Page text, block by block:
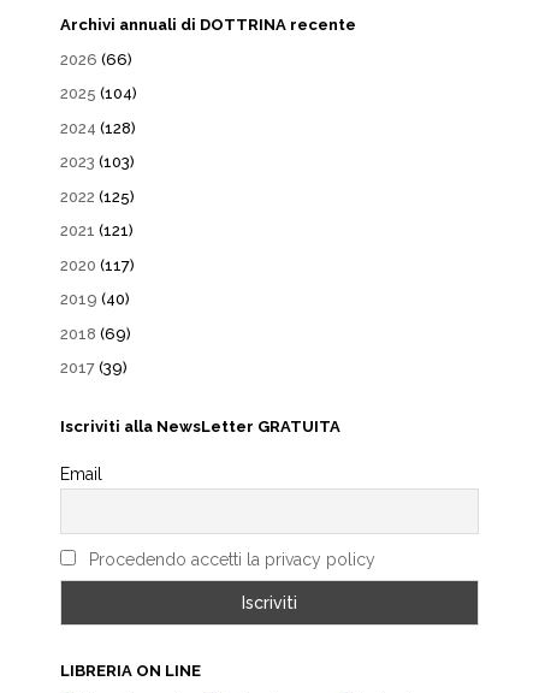
Archivi annuali di DOTTRINA recente
2026 (66)
2025 (104)
2024 (128)
2023 (103)
2022 (125)
2021 (121)
2020 (117)
2019 (40)
2018 (69)
2017 (39)
Iscriviti alla NewsLetter GRATUITA
Email
Procedendo accetti la privacy policy
LIBRERIA ON LINE